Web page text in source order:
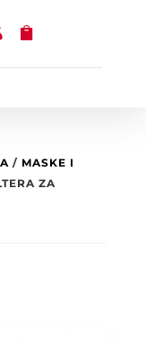

/ MASKE I
ZA